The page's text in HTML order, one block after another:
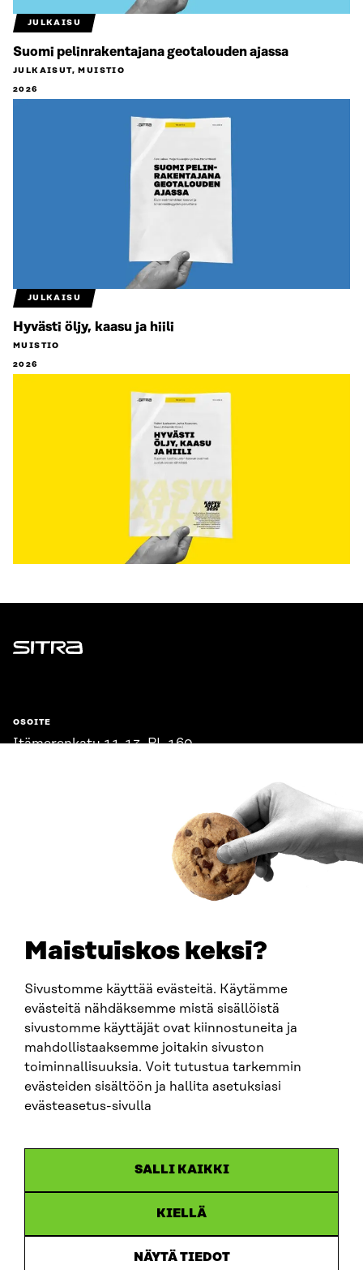
Maistuiskos keksi?
Sivustomme käyttää evästeitä. Käytämme
evästeitä nähdäksemme mistä sisällöistä
sivustomme käyttäjät ovat kiinnostuneita ja
mahdollistaaksemme joitakin sivuston
toiminnallisuuksia. Voit tutustua tarkemmin
evästeiden sisältöön ja hallita asetuksiasi
evästeasetus-sivulla
SALLI KAIKKI
KIELLÄ
NÄYTÄ TIEDOT
JULKAISU
Suomi pelinrakentajana geotalouden ajassa
JULKAISUT, MUISTIO
2026
JULKAISU
Hyvästi öljy, kaasu ja hiili
MUISTIO
2026
Sitra
OSOITE
Itämerenkatu 11-13, PL 160,
SITRA SOSIAALISESSA MEDIASSA
LinkedIn
Instagram
YouTube
Saavutettavuusseloste